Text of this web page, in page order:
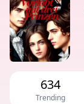
634
Trending